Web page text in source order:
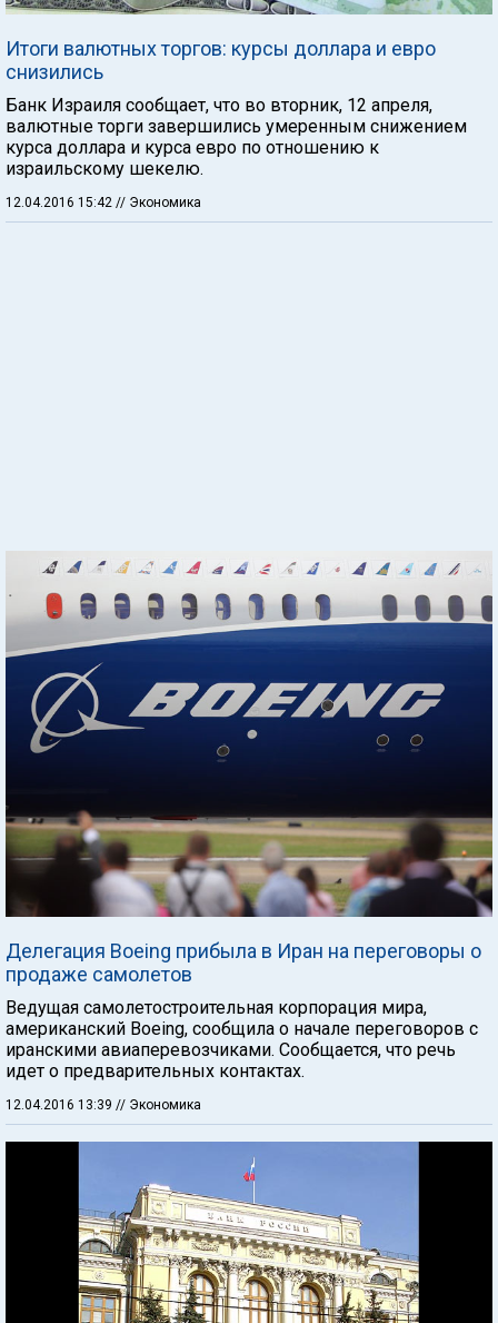
Итоги валютных торгов: курсы доллара и евро
снизились
Банк Израиля сообщает, что во вторник, 12 апреля,
валютные торги завершились умеренным снижением
курса доллара и курса евро по отношению к
израильскому шекелю.
12.04.2016 15:42 // Экономика
Делегация Boeing прибыла в Иран на переговоры о
продаже самолетов
Ведущая самолетостроительная корпорация мира,
американский Boeing, сообщила о начале переговоров с
иранскими авиаперевозчиками. Сообщается, что речь
идет о предварительных контактах.
12.04.2016 13:39 // Экономика